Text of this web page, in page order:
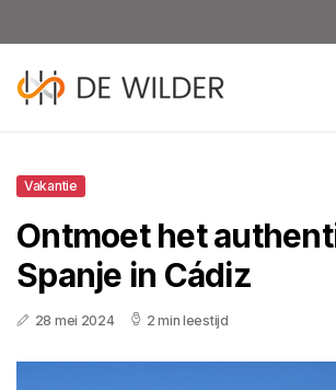
Vakantie
Ontmoet het
Spanje in Cádiz
28 mei 2024 2 min leestijd